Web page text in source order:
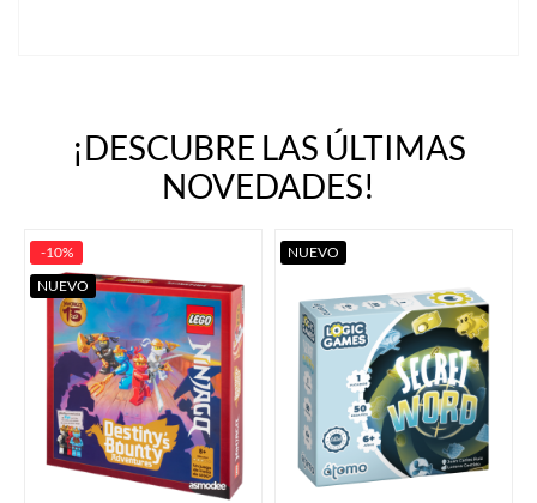
¡DESCUBRE LAS ÚLTIMAS
NOVEDADES!
-10%
NUEVO
NUEVO